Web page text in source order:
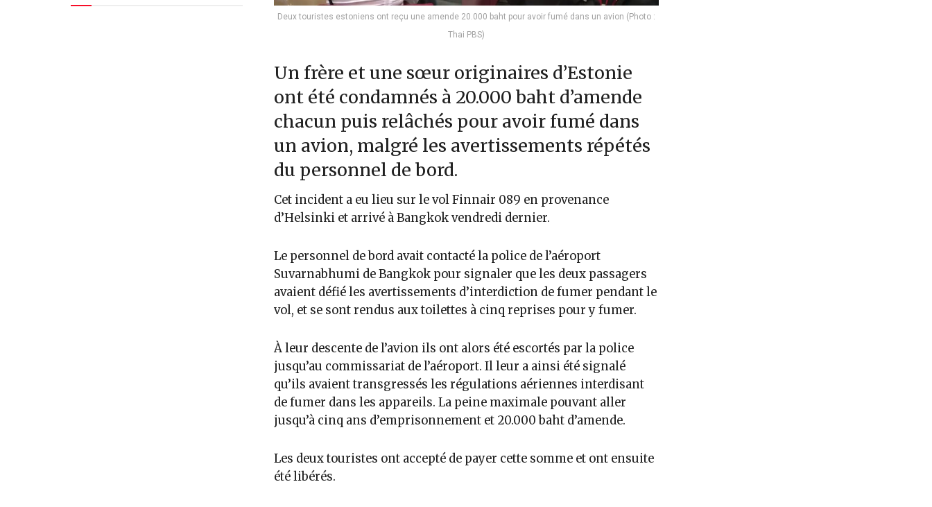
Deux touristes estoniens ont reçu une amende 20.000 baht pour avoir fumé dans un avion (Photo :
Thai PBS)
Un frère et une sœur originaires d’Estonie
ont été condamnés à 20.000 baht d’amende
chacun puis relâchés pour avoir fumé dans
un avion, malgré les avertissements répétés
du personnel de bord.
Cet incident a eu lieu sur le vol Finnair 089 en provenance
d’Helsinki et arrivé à Bangkok vendredi dernier.
Le personnel de bord avait contacté la police de l’aéroport
Suvarnabhumi de Bangkok pour signaler que les deux passagers
avaient défié les avertissements d’interdiction de fumer pendant le
vol, et se sont rendus aux toilettes à cinq reprises pour y fumer.
À leur descente de l’avion ils ont alors été escortés par la police
jusqu’au commissariat de l’aéroport. Il leur a ainsi été signalé
qu’ils avaient transgressés les régulations aériennes interdisant
de fumer dans les appareils. La peine maximale pouvant aller
jusqu’à cinq ans d’emprisonnement et 20.000 baht d’amende.
Les deux touristes ont accepté de payer cette somme et ont ensuite
été libérés.